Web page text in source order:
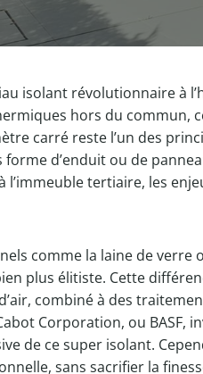
isolant révolutionnaire à
hors du commun,
carré reste l’un des
forme d’enduit ou de
l’immeuble tertiaire, les
comme la laine de verre
plus élitiste. Cette
combiné à des
Corporation, ou
de ce super isolant.
sans sacrifier la